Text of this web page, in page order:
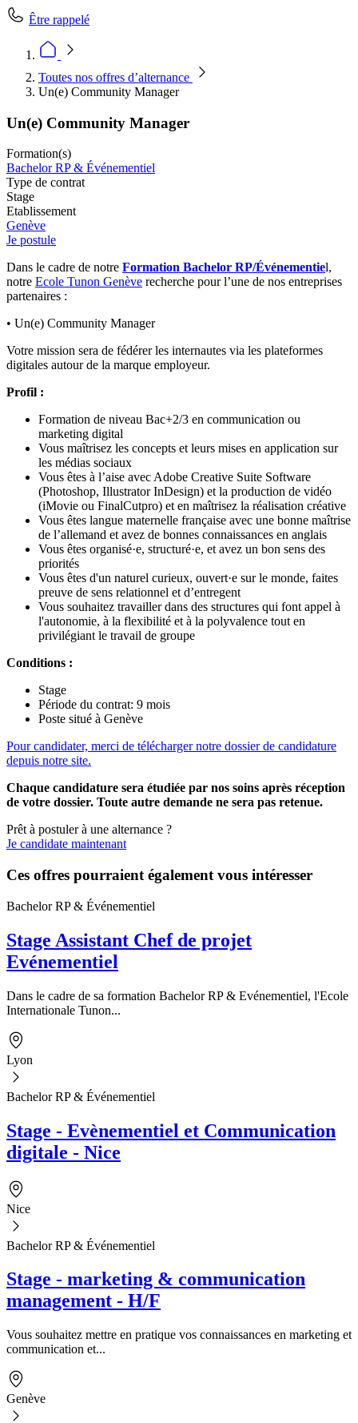
Être rappelé
Toutes nos offres d’alternance
Un(e) Community Manager
Un(e) Community Manager
Formation(s)
Bachelor RP & Événementiel
Type de contrat
Stage
Etablissement
Genève
Je postule
Dans le cadre de notre Formation Bachelor RP/Événementiel,
notre Ecole Tunon Genève recherche pour l’une de nos entreprises
partenaires :
• Un(e) Community Manager
Votre mission sera de fédérer les internautes via les plateformes
digitales autour de la marque employeur.
Profil :
Formation de niveau Bac+2/3 en communication ou
marketing digital
Vous maîtrisez les concepts et leurs mises en application sur
les médias sociaux
Vous êtes à l’aise avec Adobe Creative Suite Software
(Photoshop, Illustrator InDesign) et la production de vidéo
(iMovie ou FinalCutpro) et en maîtrisez la réalisation créative
Vous êtes langue maternelle française avec une bonne maîtrise
de l’allemand et avez de bonnes connaissances en anglais
Vous êtes organisé·e, structuré·e, et avez un bon sens des
priorités
Vous êtes d'un naturel curieux, ouvert·e sur le monde, faites
preuve de sens relationnel et d’entregent
Vous souhaitez travailler dans des structures qui font appel à
l'autonomie, à la flexibilité et à la polyvalence tout en
privilégiant le travail de groupe
Conditions :
Stage
Période du contrat: 9 mois
Poste situé à Genève
Pour candidater, merci de télécharger notre dossier de candidature
depuis notre site.
Chaque candidature sera étudiée par nos soins après réception
de votre dossier. Toute autre demande ne sera pas retenue.
Prêt à postuler à une alternance ?
Je candidate maintenant
Ces offres pourraient également vous intéresser
Bachelor RP & Événementiel
Stage Assistant Chef de projet
Evénementiel
Dans le cadre de sa formation Bachelor RP & Evénementiel, l'Ecole
Internationale Tunon...
Lyon
Bachelor RP & Événementiel
Stage - Evènementiel et Communication
digitale - Nice
Nice
Bachelor RP & Événementiel
Stage - marketing & communication
management - H/F
Vous souhaitez mettre en pratique vos connaissances en marketing et
communication et...
Genève